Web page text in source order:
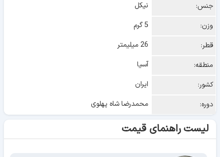
جنس:
نیکل
وزن:
5 گرم
قطر:
26 میلیمتر
منطقه:
آسیا
کشور:
ایران
دوره:
محمدرضا شاه پهلوی
لیست راهنمای قیمت